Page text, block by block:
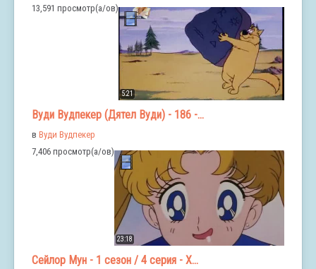
13,591 просмотр(а/ов)
5:21
Вуди Вудпекер (Дятел Вуди) - 186 -...
в Вуди Вудпекер
7,406 просмотр(а/ов)
23:18
Сейлор Мун - 1 сезон / 4 серия - Х...